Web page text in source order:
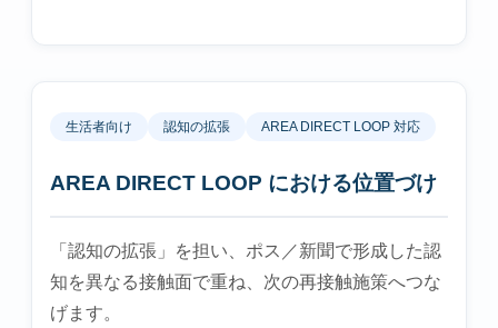
生活者向け 認知の拡張 AREA DIRECT LOOP 対応
AREA DIRECT LOOP における位置づけ
「認知の拡張」を担い、ポス／新聞で形成した認
知を異なる接触面で重ね、次の再接触施策へつな
げます。